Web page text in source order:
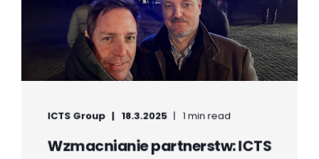
ICTS Group 18.3.2025 1 min read
Wzmacnianie partnerstw: ICTS